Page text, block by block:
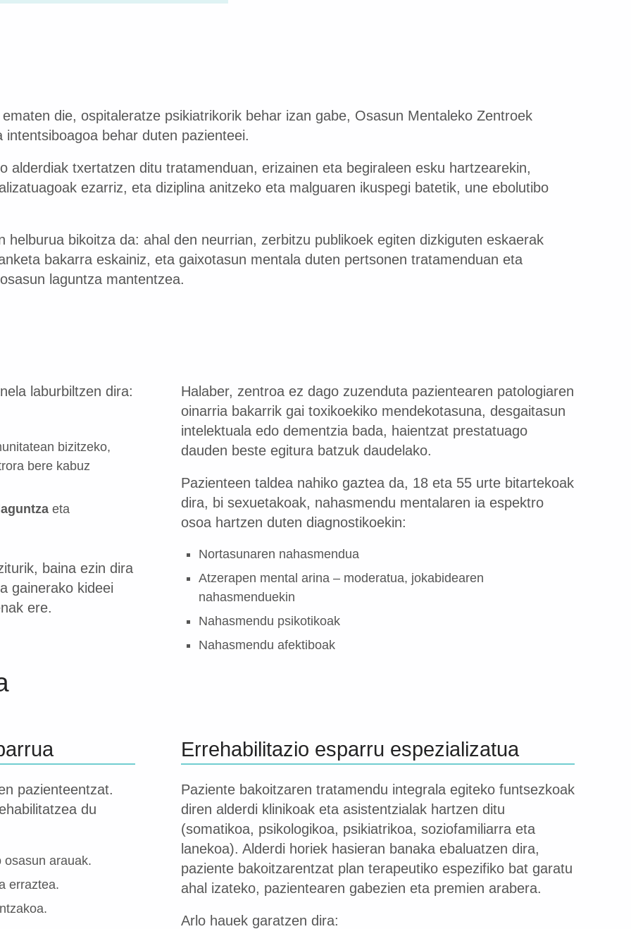
die, ospitaleratze psikiatrikorik behar izan gabe, Osasun Mentaleko Zentroek
behar duten pazienteei.
alderdiak txertatzen ditu tratamenduan, erizainen eta begiraleen esku hartzearekin,
ezarriz, eta diziplina anitzeko eta malguaren ikuspegi batetik, une ebolutibo
helburua bikoitza da: ahal den neurrian, zerbitzu publikoek egiten dizkiguten eskaerak
bakarra eskainiz, eta gaixotasun mentala duten pertsonen tratamenduan eta
laguntza mantentzea.
laburbiltzen dira:
bizitzeko,
bere kabuz
eta
baina ezin dira
gainerako kideei
ere.
Halaber, zentroa ez dago zuzenduta pazientearen patologiaren
oinarria bakarrik gai toxikoekiko mendekotasuna, desgaitasun
intelektuala edo dementzia bada, haientzat prestatuago
dauden beste egitura batzuk daudelako.
Pazienteen taldea nahiko gaztea da, 18 eta 55 urte bitartekoak
dira, bi sexuetakoak, nahasmendu mentalaren ia espektro
osoa hartzen duten diagnostikoekin:
Nortasunaren nahasmendua
Atzerapen mental arina – moderatua, jokabidearen
nahasmenduekin
Nahasmendu psikotikoak
Nahasmendu afektiboak
pazienteentzat.
du
osasun arauak.
erraztea.
Errehabilitazio esparru espezializatua
Paziente bakoitzaren tratamendu integrala egiteko funtsezkoak
diren alderdi klinikoak eta asistentzialak hartzen ditu
(somatikoa, psikologikoa, psikiatrikoa, soziofamiliarra eta
lanekoa). Alderdi horiek hasieran banaka ebaluatzen dira,
paziente bakoitzarentzat plan terapeutiko espezifiko bat garatu
ahal izateko, pazientearen gabezien eta premien arabera.
Arlo hauek garatzen dira: